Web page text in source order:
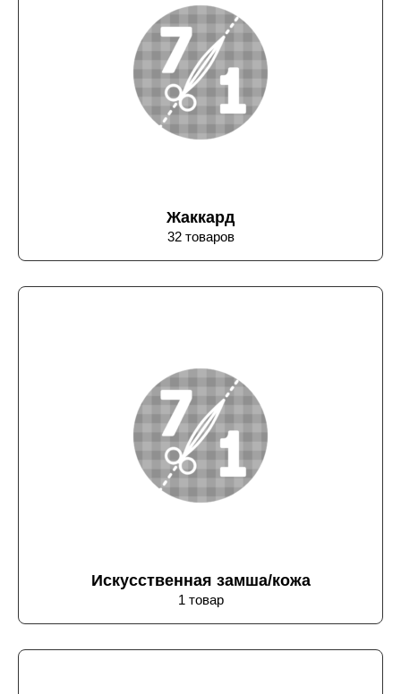
Жаккард
32 товаров
Искусственная замша/кожа
1 товар